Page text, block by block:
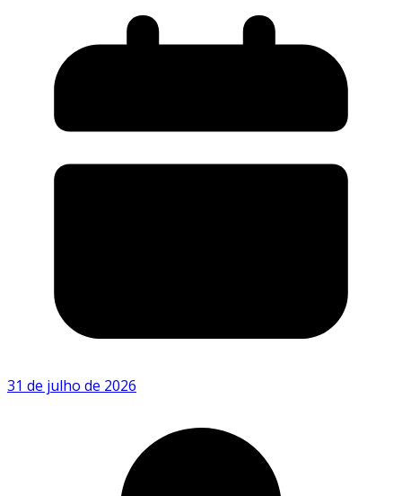
31 de julho de 2026